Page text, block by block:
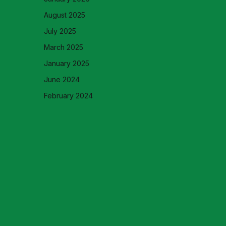
August 2025
July 2025
March 2025
January 2025
June 2024
February 2024